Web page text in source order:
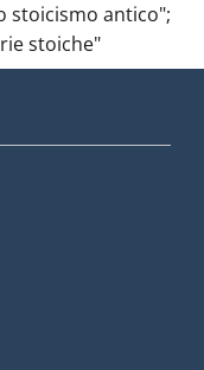
stoicismo antico";
stoiche"